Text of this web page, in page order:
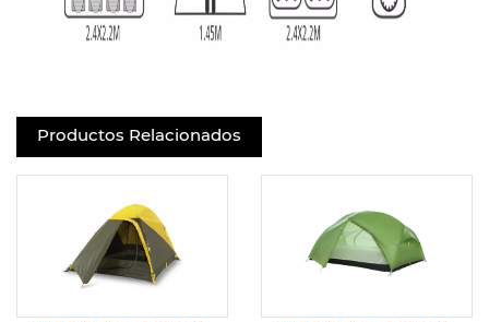
Productos Relacionados